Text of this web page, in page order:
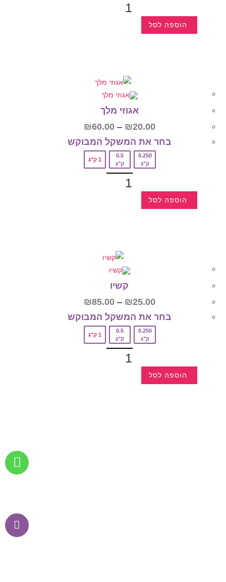
הוספה לסל
אגוזי מלך
₪20.00
–
₪60.00
בחר את המשקל המבוקש‎
0.250
ק"ג
0.5
ק"ג
1 ק"ג
הוספה לסל
קשיו
₪25.00
–
₪85.00
בחר את המשקל המבוקש‎
0.250
ק"ג
0.5
ק"ג
1 ק"ג
הוספה לסל